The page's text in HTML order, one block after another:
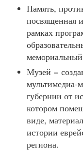
Память,
посвященная
рамках
Музей –
мультимедиа-
губернии от
котором
виде,
истории
региона.